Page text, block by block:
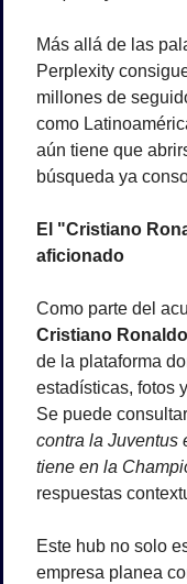
Más allá de las
Perplexity
millones de
como
aún tiene que
búsqueda ya
El "Cristiano
aficionado
Cristiano
de la plataforma
estadísticas, fotos
Se puede
contra la Juventus
tiene en la
respuestas
Este hub no solo
empresa planea